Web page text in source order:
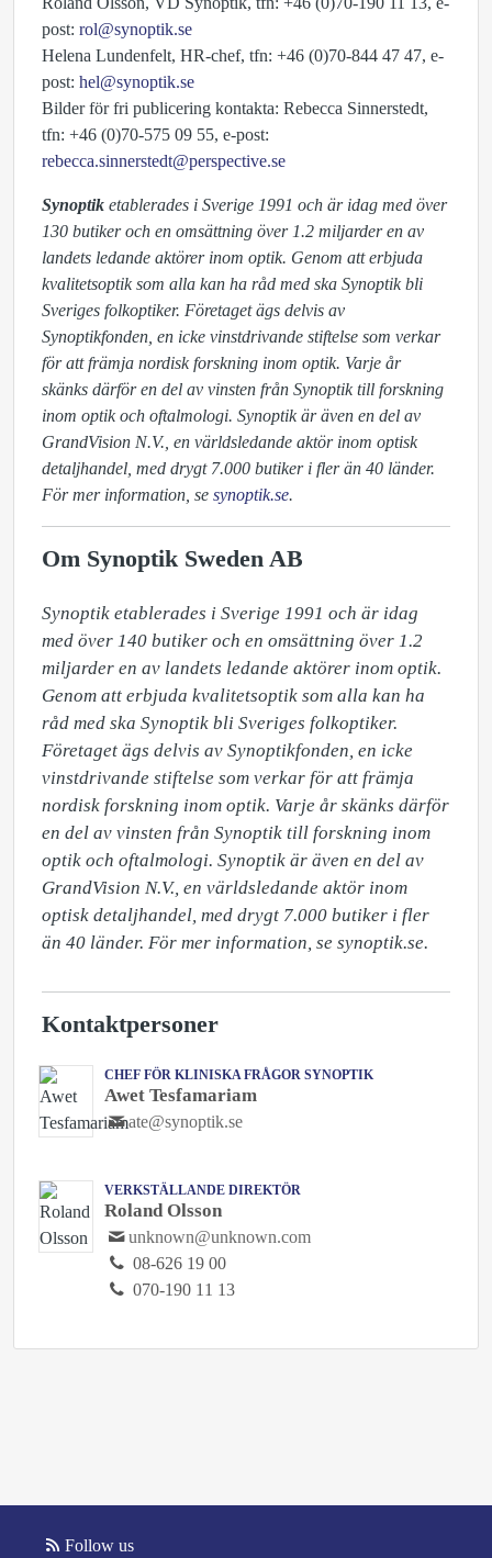
post: rol@synoptik.se
Helena Lundenfelt, HR-chef, tfn: +46 (0)70-844 47 47, e-
post: hel@synoptik.se
Bilder för fri publicering kontakta: Rebecca Sinnerstedt,
tfn: +46 (0)70-575 09 55, e-post:
rebecca.sinnerstedt@perspective.se
Synoptik etablerades i Sverige 1991 och är idag med över
130 butiker och en omsättning över 1.2 miljarder en av
landets ledande aktörer inom optik. Genom att erbjuda
kvalitetsoptik som alla kan ha råd med ska Synoptik bli
Sveriges folkoptiker. Företaget ägs delvis av
Synoptikfonden, en icke vinstdrivande stiftelse som verkar
för att främja nordisk forskning inom optik. Varje år
skänks därför en del av vinsten från Synoptik till forskning
inom optik och oftalmologi. Synoptik är även en del av
GrandVision N.V., en världsledande aktör inom optisk
detaljhandel, med drygt 7.000 butiker i fler än 40 länder.
För mer information, se synoptik.se.
Om Synoptik Sweden AB
Synoptik etablerades i Sverige 1991 och är idag
med över 140 butiker och en omsättning över 1.2
miljarder en av landets ledande aktörer inom optik.
Genom att erbjuda kvalitetsoptik som alla kan ha
råd med ska Synoptik bli Sveriges folkoptiker.
Företaget ägs delvis av Synoptikfonden, en icke
vinstdrivande stiftelse som verkar för att främja
nordisk forskning inom optik. Varje år skänks därför
en del av vinsten från Synoptik till forskning inom
optik och oftalmologi. Synoptik är även en del av
GrandVision N.V., en världsledande aktör inom
optisk detaljhandel, med drygt 7.000 butiker i fler
än 40 länder. För mer information, se synoptik.se.
Kontaktpersoner
CHEF FÖR KLINISKA FRÅGOR SYNOPTIK
Awet Tesfamariam
ate@synoptik.se
VERKSTÄLLANDE DIREKTÖR
Roland Olsson
unknown@unknown.com
08-626 19 00
070-190 11 13
Follow us